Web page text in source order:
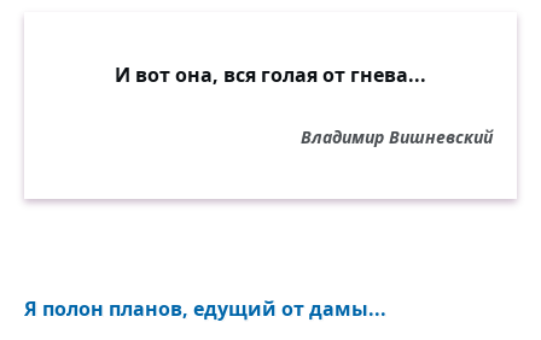
И вот она, вся голая от гнева...
Владимир Вишневский
Я полон планов, едущий от дамы...